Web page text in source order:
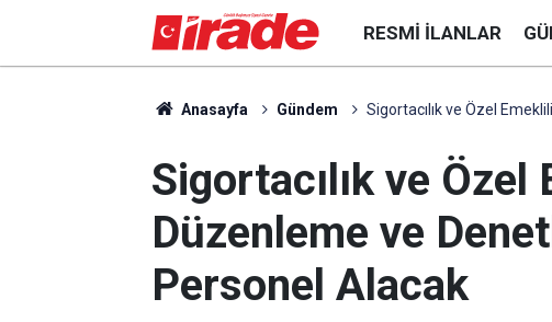
RESMI İLANLAR
Anasayfa Gündem Sigortacılık ve Özel
Sigortacılık ve Özel
Düzenleme ve
Personel Alacak